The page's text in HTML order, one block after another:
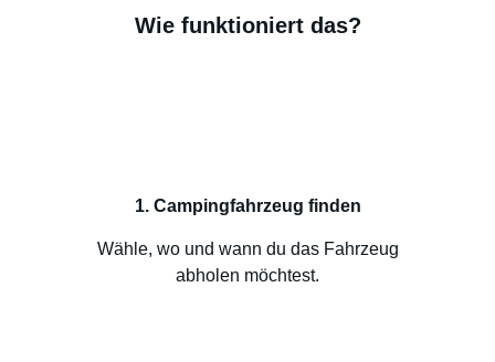
Wie funktioniert das?
1. Campingfahrzeug finden
Wähle, wo und wann du das Fahrzeug
abholen möchtest.